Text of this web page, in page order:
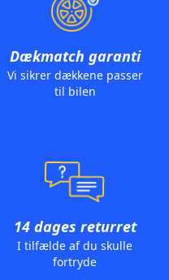
Dækmatch garanti
Vi sikrer dækkene passer
til bilen
14 dages returret
I tilfælde af du skulle
fortryde